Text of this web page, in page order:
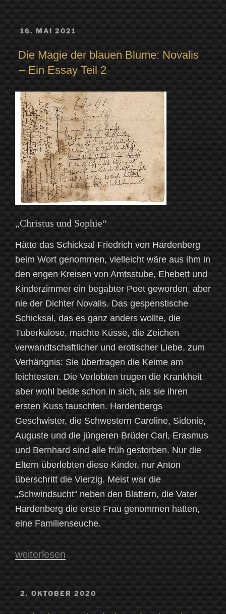
VERÖFFENTLICHT
16. MAI 2021
Die Magie der blauen Blume: Novalis
– Ein Essay Teil 2
„Christus und Sophie“
Hätte das Schicksal Friedrich von Hardenberg
beim Wort genommen, vielleicht wäre aus ihm in
den engen Kreisen von Amtsstube, Ehebett und
Kinderzimmer ein begabter Poet geworden, aber
nie der Dichter Novalis. Das gespenstische
Schicksal, das es ganz anders wollte, die
Tuberkulose, machte Küsse, die Zeichen
verwandtschaftlicher und erotischer Liebe, zum
Verhängnis: Sie übertragen die Keime am
leichtesten. Die Verlobten trugen die Krankheit
aber wohl beide schon in sich, als sie ihren
ersten Kuss tauschten. Hardenbergs
Geschwister, die Schwestern Caroline, Sidonie,
Auguste und die jüngeren Brüder Carl, Erasmus
und Bernhard sind alle früh gestorben. Nur die
Eltern überlebten diese Kinder, nur Anton
überschritt die Vierzig. Meist war die
„Schwindsucht“ neben den Blattern, die Vater
Hardenberg die erste Frau genommen hatten,
eine Familienseuche.
„Die
weiterlesen
VERÖFFENTLICHT
2. OKTOBER 2020